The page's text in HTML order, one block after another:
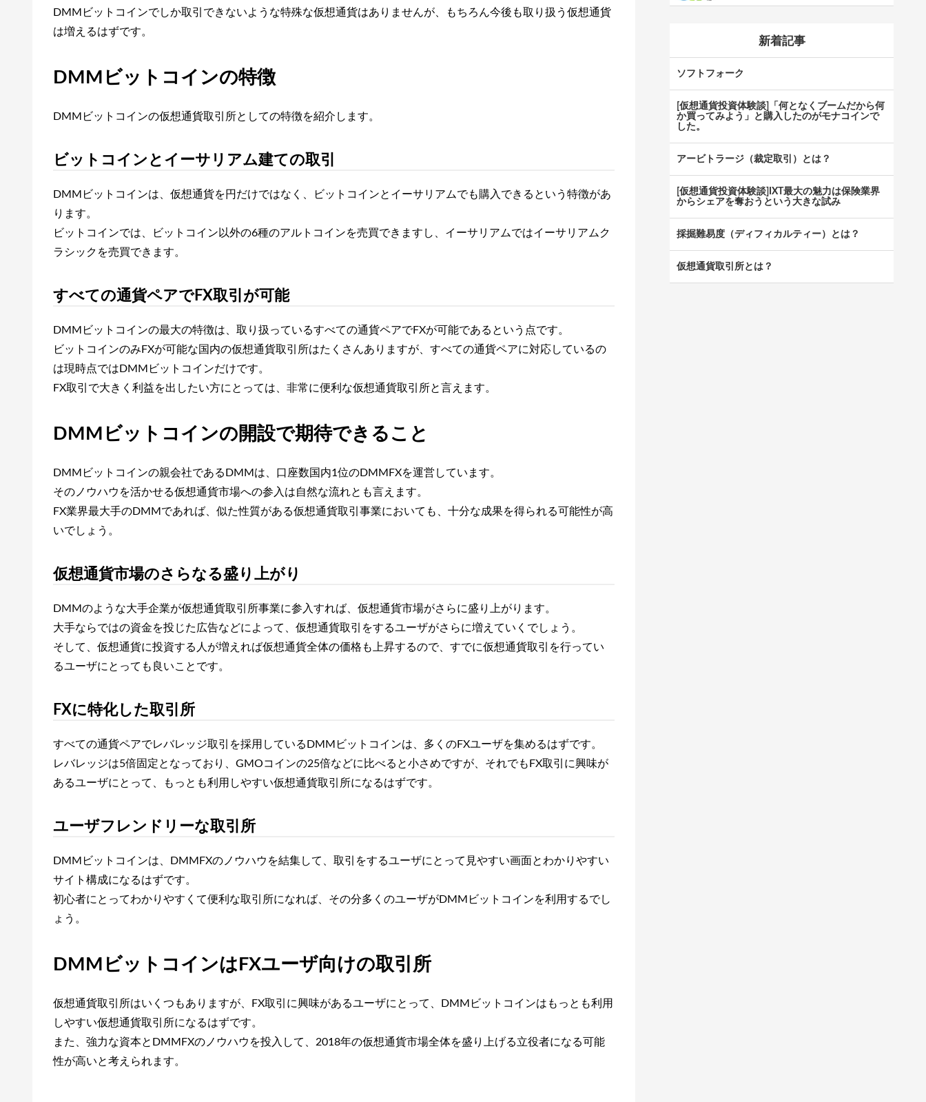
DMMビットコインでしか取引できないような特殊な仮想通貨はありませんが、もちろん今後も取り扱う仮想通貨
は増えるはずです。
DMMビットコインの特徴
DMMビットコインの仮想通貨取引所としての特徴を紹介します。
ビットコインとイーサリアム建ての取引
DMMビットコインは、仮想通貨を円だけではなく、ビットコインとイーサリアムでも購入できるという特徴があ
ります。
ビットコインでは、ビットコイン以外の6種のアルトコインを売買できますし、イーサリアムではイーサリアムク
ラシックを売買できます。
すべての通貨ペアでFX取引が可能
DMMビットコインの最大の特徴は、取り扱っているすべての通貨ペアでFXが可能であるという点です。
ビットコインのみFXが可能な国内の仮想通貨取引所はたくさんありますが、すべての通貨ペアに対応しているの
は現時点ではDMMビットコインだけです。
FX取引で大きく利益を出したい方にとっては、非常に便利な仮想通貨取引所と言えます。
DMMビットコインの開設で期待できること
DMMビットコインの親会社であるDMMは、口座数国内1位のDMMFXを運営しています。
そのノウハウを活かせる仮想通貨市場への参入は自然な流れとも言えます。
FX業界最大手のDMMであれば、似た性質がある仮想通貨取引事業においても、十分な成果を得られる可能性が高
いでしょう。
仮想通貨市場のさらなる盛り上がり
DMMのような大手企業が仮想通貨取引所事業に参入すれば、仮想通貨市場がさらに盛り上がります。
大手ならではの資金を投じた広告などによって、仮想通貨取引をするユーザがさらに増えていくでしょう。
そして、仮想通貨に投資する人が増えれば仮想通貨全体の価格も上昇するので、すでに仮想通貨取引を行ってい
るユーザにとっても良いことです。
FXに特化した取引所
すべての通貨ペアでレバレッジ取引を採用しているDMMビットコインは、多くのFXユーザを集めるはずです。
レバレッジは5倍固定となっており、GMOコインの25倍などに比べると小さめですが、それでもFX取引に興味が
あるユーザにとって、もっとも利用しやすい仮想通貨取引所になるはずです。
ユーザフレンドリーな取引所
DMMビットコインは、DMMFXのノウハウを結集して、取引をするユーザにとって見やすい画面とわかりやすい
サイト構成になるはずです。
初心者にとってわかりやすくて便利な取引所になれば、その分多くのユーザがDMMビットコインを利用するでし
ょう。
DMMビットコインはFXユーザ向けの取引所
仮想通貨取引所はいくつもありますが、FX取引に興味があるユーザにとって、DMMビットコインはもっとも利用
しやすい仮想通貨取引所になるはずです。
また、強力な資本とDMMFXのノウハウを投入して、2018年の仮想通貨市場全体を盛り上げる立役者になる可能
性が高いと考えられます。
新着記事
ソフトフォーク
[仮想通貨投資体験談]「何となくブームだから何
か買ってみよう」と購入したのがモナコインで
した。
アービトラージ（裁定取引）とは？
[仮想通貨投資体験談]IXT最大の魅力は保険業界
からシェアを奪おうという大きな試み
採掘難易度（ディフィカルティー）とは？
仮想通貨取引所とは？